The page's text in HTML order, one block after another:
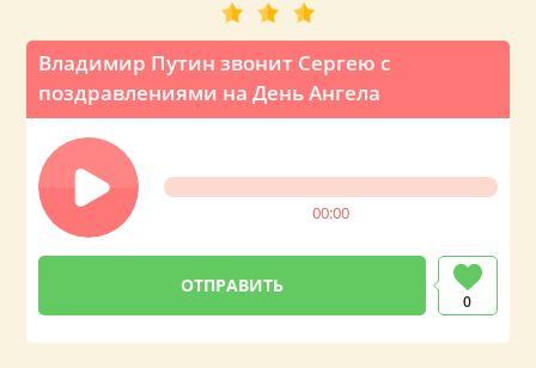
Владимир Путин звонит Сергею с
поздравлениями на День Ангела
00:00
0